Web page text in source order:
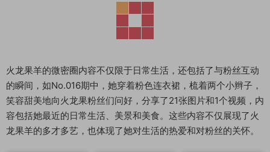
火龙果羊的微密圈内容不仅限于日常生活，还包括了与粉丝互动
的瞬间，如No.016期中，她穿着粉色连衣裙，梳着两个小辫子，
笑容甜美地向火龙果粉丝们问好，分享了21张图片和1个视频，内
容包括她最近的日常生活、美景和美食。这些内容不仅展现了火
龙果羊的多才多艺，也体现了她对生活的热爱和对粉丝的关怀。